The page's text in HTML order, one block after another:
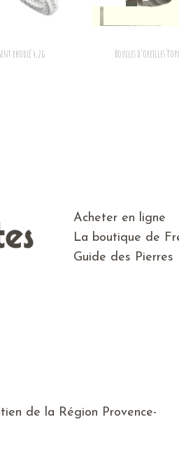
rhodié 4,2g Boucles d’oreilles
Acheter en ligne
La boutique de
Guide des Pierres
de la Région Provence-